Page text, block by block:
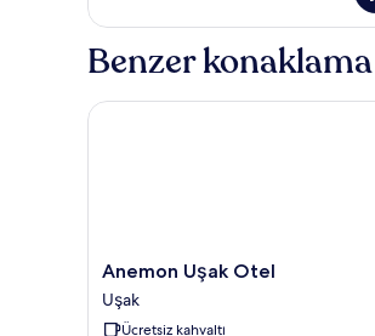
fotoğrafları
görün
Kişilik
Engellilere
Sigara
Benzer
Anemon
Uşak
Otel
Anemon Uşak Otel
Uşak
Ücretsiz kahvaltı
Anemon Uşak Otel